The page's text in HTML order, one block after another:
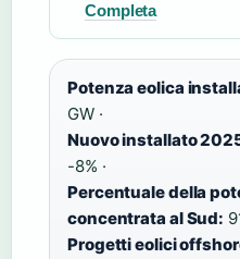
Completa
Potenza eolica
GW ·
Nuovo installato
-8% ·
Percentuale della
concentrata al Sud:
Progetti eolici